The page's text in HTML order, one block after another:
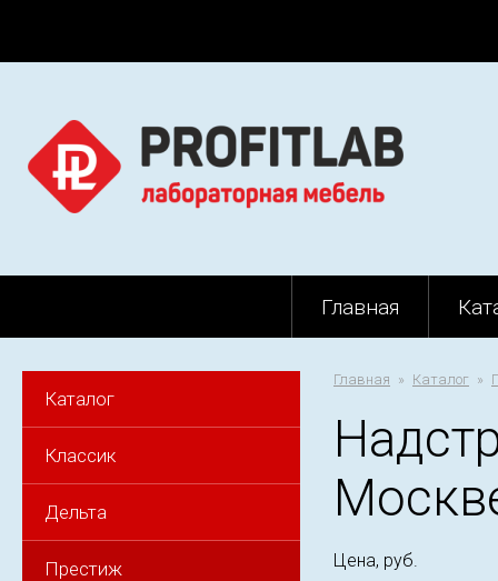
Главная
Каталог
Классик
Дельта
Престиж
Главная Каталог
Цена, руб.